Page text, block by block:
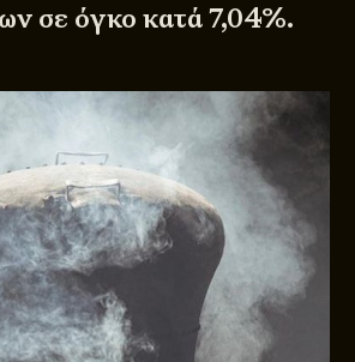
σε όγκο κατά 7,04%.